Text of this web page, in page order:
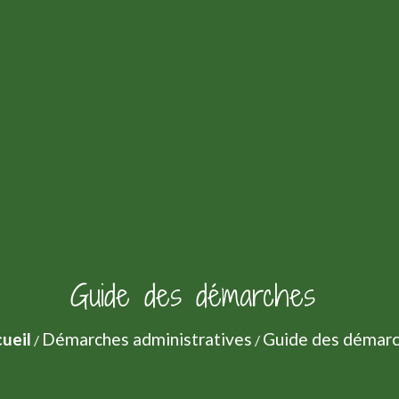
Guide des démarches
/ Démarches administratives / Guide des